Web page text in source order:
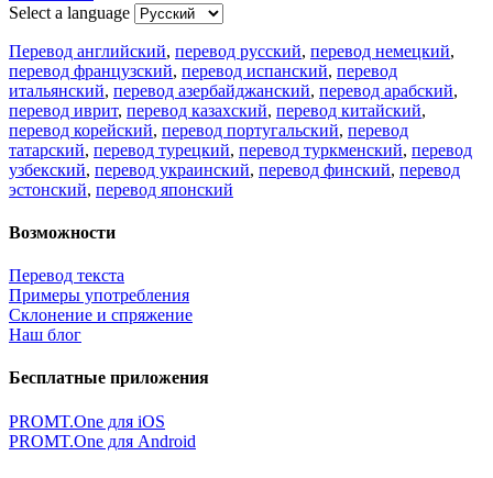
Select a language
Перевод английский, перевод русский, перевод немецкий,
перевод французский, перевод испанский, перевод
итальянский, перевод азербайджанский, перевод арабский,
перевод иврит, перевод казахский, перевод китайский,
перевод корейский, перевод португальский, перевод
татарский, перевод турецкий, перевод туркменский, перевод
узбекский, перевод украинский, перевод финский, перевод
эстонский, перевод японский
Возможности
Перевод текста
Примеры употребления
Склонение и спряжение
Наш блог
Бесплатные приложения
PROMT.One для iOS
PROMT.One для Android